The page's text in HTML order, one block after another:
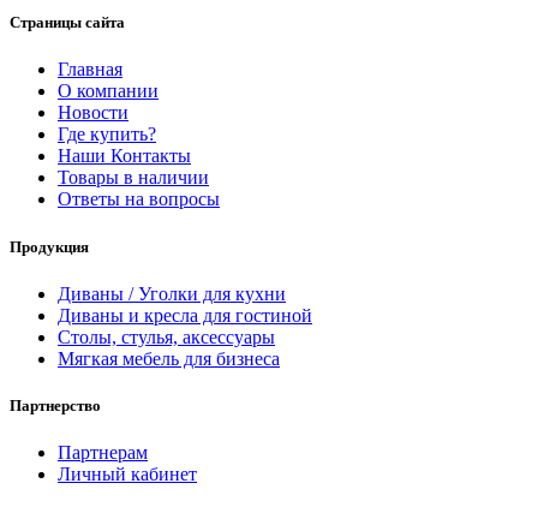
Страницы сайта
Главная
О компании
Новости
Где купить?
Наши Контакты
Товары в наличии
Ответы на вопросы
Продукция
Диваны / Уголки для кухни
Диваны и кресла для гостиной
Столы, стулья, аксессуары
Мягкая мебель для бизнеса
Партнерство
Партнерам
Личный кабинет